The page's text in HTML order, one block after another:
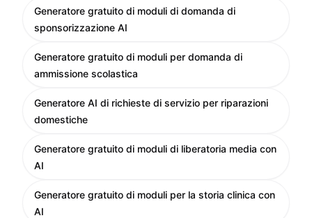
Generatore gratuito di moduli di domanda di
sponsorizzazione AI
Generatore gratuito di moduli per domanda di
ammissione scolastica
Generatore AI di richieste di servizio per riparazioni
domestiche
Generatore gratuito di moduli di liberatoria media con
AI
Generatore gratuito di moduli per la storia clinica con
AI